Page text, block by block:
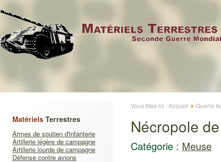
Matériels Terrestres
Armes de soutien d'infanterie
Artillerie légère de campagne
Artillerie lourde de campagne
Défense contre avions
Vous êtes ici : Accueil Guerre
Nécropole
Catégorie : Meuse